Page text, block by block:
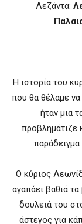
Λεζάντα:
Η ιστορία του
που θα θέλαμε
ήταν μια
προβλημάτιζε
Ο κύριος
αγαπάει βαθιά
δουλειά του
άστεγος για